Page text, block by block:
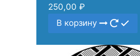
250,00 ₽
В корзину